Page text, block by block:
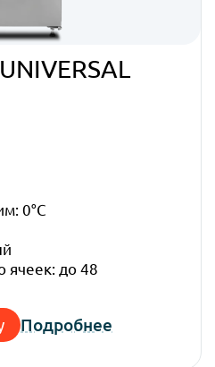
0°C
ячеек: до 48
Подробнее